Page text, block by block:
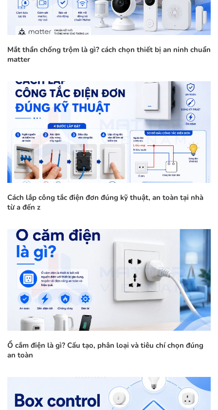
Mắt thần chống trộm là gì? cách chọn thiết bị an ninh chuẩn
matter
Cách lắp công tắc điện đơn đúng kỹ thuật, an toàn tại nhà
từ a đến z
Ổ cắm điện là gì? Cấu tạo, phân loại và tiêu chí chọn đúng
an toàn